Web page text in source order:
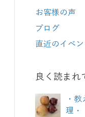
お客様の声
ブログ
直近のイベ
良く読まれ
・
理・